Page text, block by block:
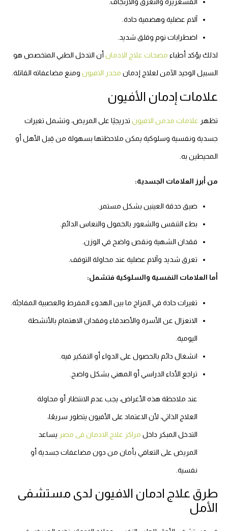
آلام عضلية وهضمية حادة.
اضطرابات نوم وقلق شديد.
لذلك يؤكد أطباء مصحات علاج الادمان أن التدخل الطبي المتخصص هو
السبيل الوحيد الآمن لعلاج إدمان مخدر الافيون ومنع مضاعفاته القاتلة.
علامات إدمان الأفيون
تظهر علامات مدمن الافيون تدريجيًا على المريض، وتشمل تغيرات
جسدية ونفسية وسلوكية يمكن ملاحظتها بسهولة من قِبل الأهل أو
المحيطين به.
من أبرز العلامات الجسدية:
ضيق حدقة العينين بشكل مستمر.
بطء التنفس والشعور بالخمول والنعاس الدائم.
فقدان الشهية ونقص واضح في الوزن.
تعرق شديد وآلام عضلية عند محاولة التوقف.
أما العلامات النفسية والسلوكية فتشمل:
تغيرات حادة في المزاج ما بين الهدوء المفرط والعصبية المفاجئة.
الانعزال عن الأسرة والأصدقاء وفقدان الاهتمام بالأنشطة
اليومية.
انشغال دائم بالحصول على الدواء أو التفكير فيه.
تراجع الأداء الدراسي أو المهني بشكل واضح.
عند ملاحظة هذه الأعراض، يجب عدم الانتظار أو محاولة
العلاج الذاتي، لأن الاعتماد على الأفيون يتطور سريعًا،
التدخل المبكر داخل مراكز علاج الادمان فى مصر يساعد
المريض على التعافي بأمان من دون مضاعفات جسدية أو
نفسية.
طرق علاج ادمان الافيون لدى مستشفى
الأمل